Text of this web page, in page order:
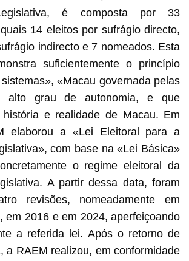
é composta por 33
14 eleitos por sufrágio directo,
indirecto e 7 nomeados. Esta
suficientemente o princípio
«Macau governada pelas
alto grau de autonomia, e que
história e realidade de Macau. Em
elaborou a «Lei Eleitoral para a
com base na «Lei Básica»
o regime eleitoral da
A partir dessa data, foram
revisões, nomeadamente em
em 2016 e em 2024, aperfeiçoando
a referida lei. Após o retorno de
a RAEM realizou, em conformidade